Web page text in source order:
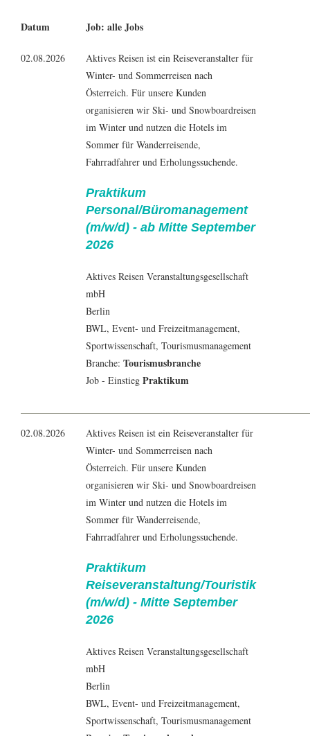
Datum Job: alle Jobs
02.08.2026
Aktives Reisen ist ein Reiseveranstalter für
Winter- und Sommerreisen nach
Österreich. Für unsere Kunden
organisieren wir Ski- und Snowboardreisen
im Winter und nutzen die Hotels im
Sommer für Wanderreisende,
Fahrradfahrer und Erholungssuchende.
Praktikum
Personal/Büromanagement
(m/w/d) - ab Mitte September
2026
Aktives Reisen Veranstaltungsgesellschaft
mbH
Berlin
BWL, Event- und Freizeitmanagement,
Sportwissenschaft, Tourismusmanagement
Branche: Tourismusbranche
Job - Einstieg Praktikum
02.08.2026
Aktives Reisen ist ein Reiseveranstalter für
Winter- und Sommerreisen nach
Österreich. Für unsere Kunden
organisieren wir Ski- und Snowboardreisen
im Winter und nutzen die Hotels im
Sommer für Wanderreisende,
Fahrradfahrer und Erholungssuchende.
Praktikum
Reiseveranstaltung/Touristik
(m/w/d) - Mitte September
2026
Aktives Reisen Veranstaltungsgesellschaft
mbH
Berlin
BWL, Event- und Freizeitmanagement,
Sportwissenschaft, Tourismusmanagement